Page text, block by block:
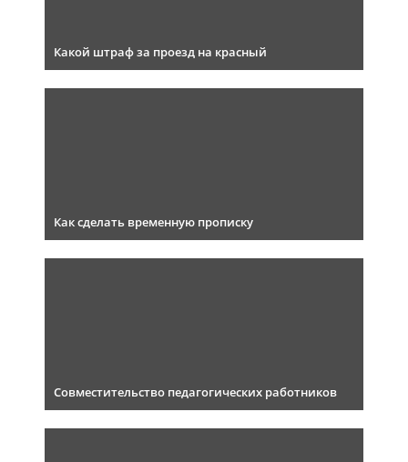
Какой штраф за проезд на красный
Как сделать временную прописку
Совместительство педагогических работников